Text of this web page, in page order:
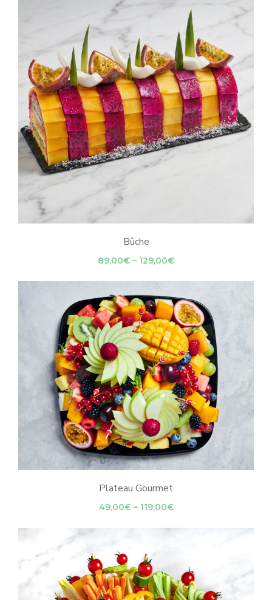
through
99,00€
Bûche
89,00€ – 129,00€Price
through
129,00€
Plateau Gourmet
49,00€ – 119,00€Price